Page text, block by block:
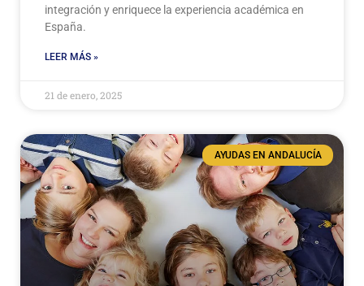
integración y enriquece la experiencia académica en
España.
LEER MÁS »
21 de enero, 2025
AYUDAS EN ANDALUCÍA